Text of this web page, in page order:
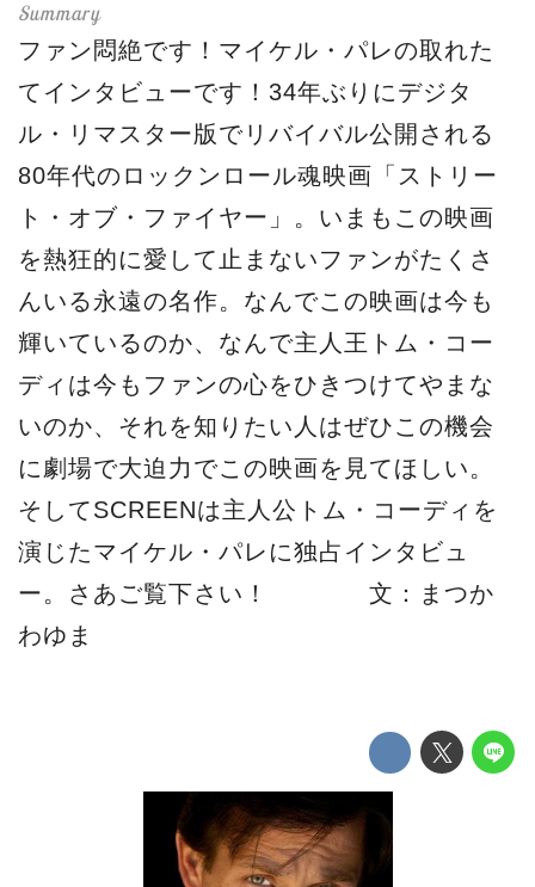
ファン悶絶です！マイケル・パレの取れた
てインタビューです！34年ぶりにデジタ
ル・リマスター版でリバイバル公開される
80年代のロックンロール魂映画「ストリー
ト・オブ・ファイヤー」。いまもこの映画
を熱狂的に愛して止まないファンがたくさ
んいる永遠の名作。なんでこの映画は今も
輝いているのか、なんで主人王トム・コー
ディは今もファンの心をひきつけてやまな
いのか、それを知りたい人はぜひこの機会
に劇場で大迫力でこの映画を見てほしい。
そしてSCREENは主人公トム・コーディを
演じたマイケル・パレに独占インタビュ
ー。さあご覧下さい！ 文：まつか
わゆま